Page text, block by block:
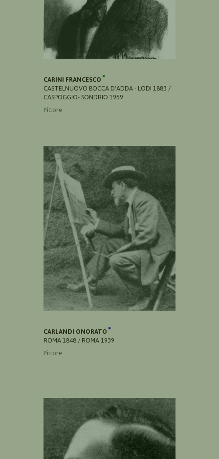
CARINI FRANCESCO
CASTELNUOVO BOCCA D'ADDA - LODI 1883 /
CASPOGGIO- SONDRIO 1959
Pittore
CARLANDI ONORATO
ROMA 1848 / ROMA 1939
Pittore